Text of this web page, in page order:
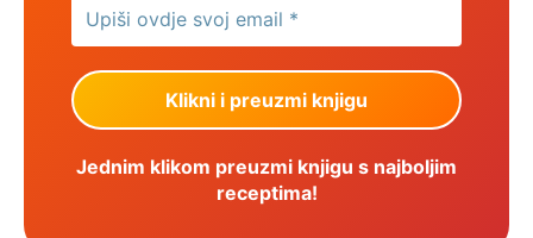
Jednim klikom preuzmi knjigu s najboljim
receptima!